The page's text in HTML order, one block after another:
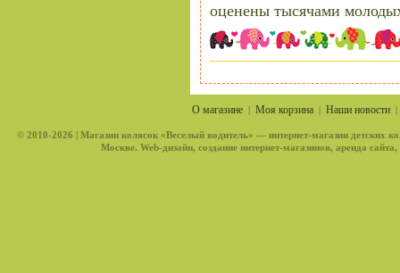
оценены тысячами
О магазине| Моя корзина| Наши новости
© 2010-2026 | Магазин колясок «Веселый водитель» — интернет-магазин детских
Москве. Web-дизайн, создание интернет-магазинов, аренда